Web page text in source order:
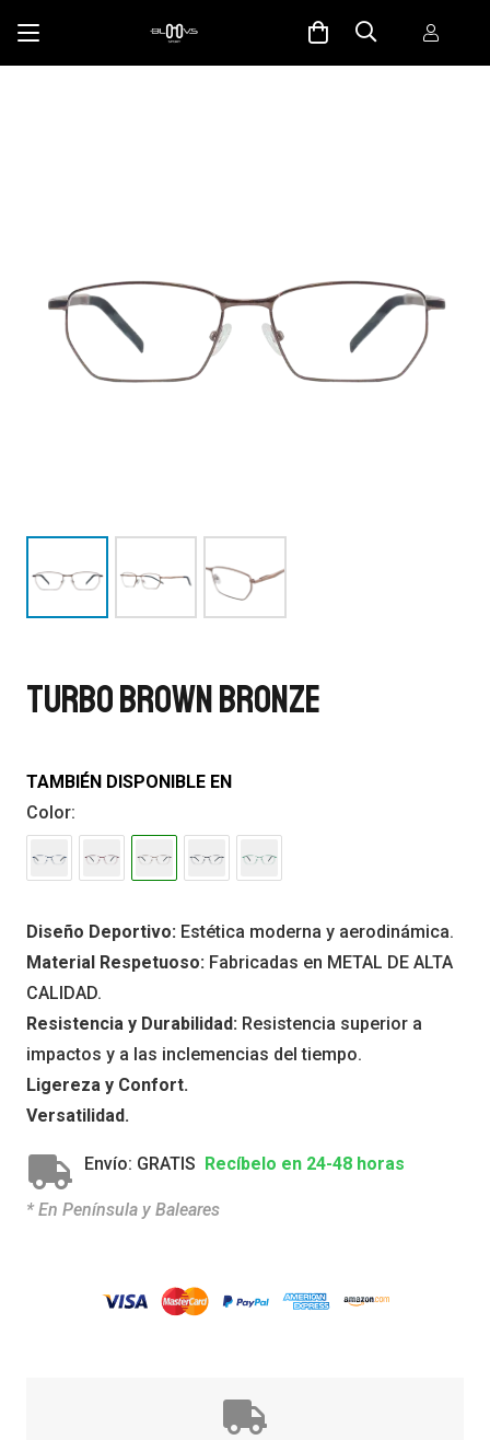
TURBO BROWN BRONZE
TAMBIÉN DISPONIBLE EN
Color:
Diseño Deportivo: Estética moderna y aerodinámica.
Material Respetuoso: Fabricadas en METAL DE ALTA
CALIDAD.
Resistencia y Durabilidad: Resistencia superior a
impactos y a las inclemencias del tiempo.
Ligereza y Confort.
Versatilidad.
Envío: GRATIS Recíbelo en 24-48 horas
* En Península y Baleares